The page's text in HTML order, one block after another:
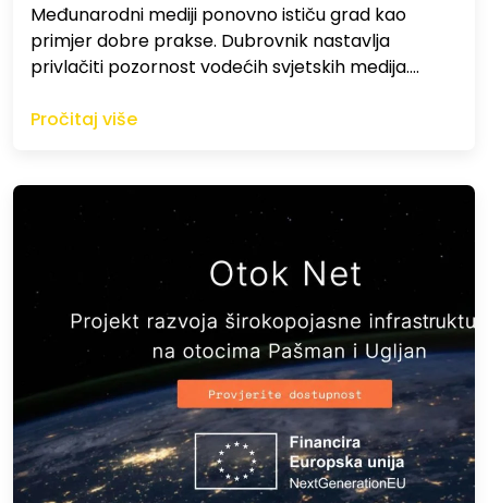
Međunarodni mediji ponovno ističu grad kao
primjer dobre prakse. Dubrovnik nastavlja
privlačiti pozornost vodećih svjetskih medija.…
Pročitaj više